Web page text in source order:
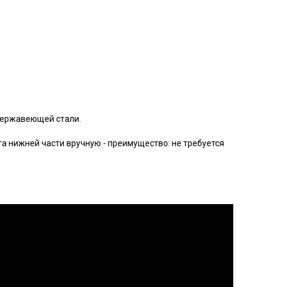
стали.
нижней части вручную - преимущество: не требуется